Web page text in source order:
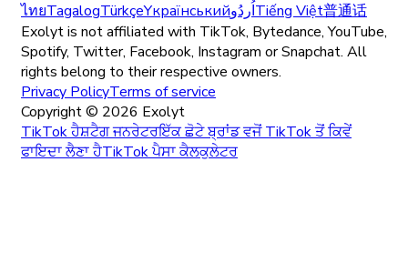
ไทยTagalogTürkçeYкраїнськийاُردُوTiếng Việt普通话
Exolyt is not affiliated with TikTok, Bytedance, YouTube,
Spotify, Twitter, Facebook, Instagram or Snapchat. All
rights belong to their respective owners.
Privacy PolicyTerms of service
Copyright © 2026 Exolyt
TikTok ਹੈਸ਼ਟੈਗ ਜਨਰੇਟਰਇੱਕ ਛੋਟੇ ਬ੍ਰਾਂਡ ਵਜੋਂ TikTok ਤੋਂ ਕਿਵੇਂ
ਫਾਇਦਾ ਲੈਣਾ ਹੈTikTok ਪੈਸਾ ਕੈਲਕੁਲੇਟਰ